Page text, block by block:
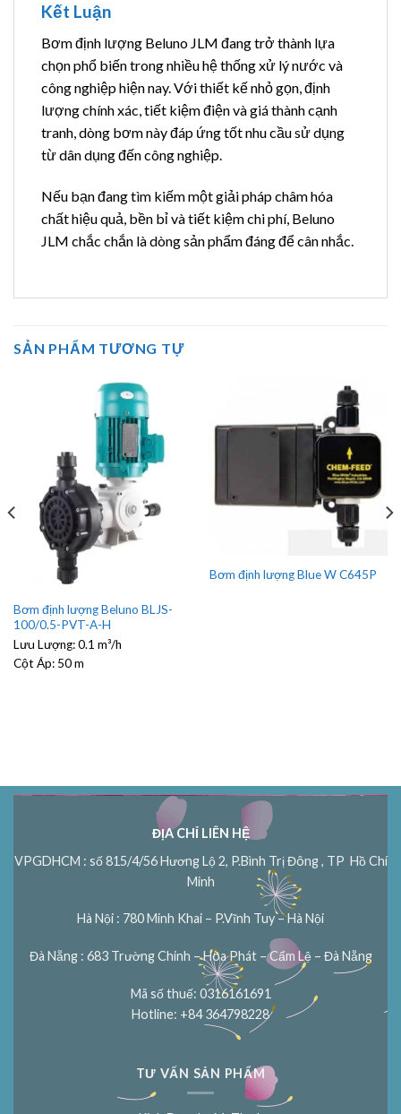
Kết Luận
Bơm định lượng Beluno JLM đang trở thành lựa
chọn phổ biến trong nhiều hệ thống xử lý nước và
công nghiệp hiện nay. Với thiết kế nhỏ gọn, định
lượng chính xác, tiết kiệm điện và giá thành cạnh
tranh, dòng bơm này đáp ứng tốt nhu cầu sử dụng
từ dân dụng đến công nghiệp.
Nếu bạn đang tìm kiếm một giải pháp châm hóa
chất hiệu quả, bền bỉ và tiết kiệm chi phí, Beluno
JLM chắc chắn là dòng sản phẩm đáng để cân nhắc.
SẢN PHẨM TƯƠNG TỰ
Bơm định lượng Beluno BLJS-
100/0.5-PVT-A-H
Lưu Lượng:0.1 m³/h
Cột Áp: 50 m
Bơm định lượng Blue W C645P
ĐỊA CHỈ LIÊN HỆ
VPGDHCM : số 815/4/56 Hương Lộ 2, P.Bình Trị Đông , TP Hồ Chí
Minh
Hà Nội : 780 Minh Khai – P.Vĩnh Tuy – Hà Nội
Đà Nẵng : 683 Trường Chinh – Hòa Phát – Cẩm Lệ – Đà Nẵng
Mã số thuế: 0316161691
Hotline: +84 364798228
TƯ VẤN SẢN PHẨM